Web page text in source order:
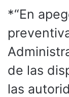
*“En
de las
las